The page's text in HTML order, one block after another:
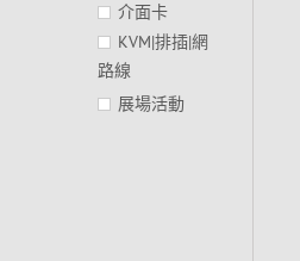
介面卡
KVM|排插|網
路線
展場活動